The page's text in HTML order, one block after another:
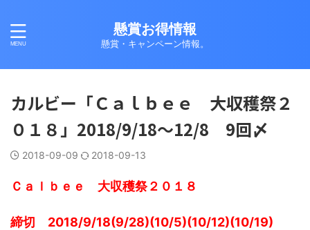
懸賞お得情報
懸賞・キャンペーン情報。
カルビー「Ｃａｌｂｅｅ 大収穫祭２
０１８」2018/9/18～12/8 9回〆
2018-09-09 2018-09-13
Ｃａｌｂｅｅ 大収穫祭２０１８
締切 2018/9/18(9/28)(10/5)(10/12)(10/19)